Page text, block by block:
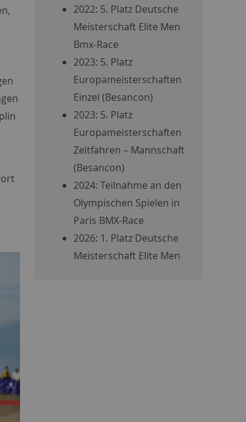
2022: 5. Platz Deutsche
Meisterschaft Elite Men
Bmx-Race
2023: 5. Platz
Europameisterschaften
Einzel (Besancon)
2023: 5. Platz
Europameisterschaften
Zeitfahren – Mannschaft
(Besancon)
2024: Teilnahme an den
Olympischen Spielen in
Paris BMX-Race
2026: 1. Platz Deutsche
Meisterschaft Elite Men